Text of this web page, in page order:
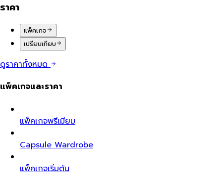
ราคา
แพ็คเกจ
เปรียบเทียบ
ดูราคาทั้งหมด
แพ็คเกจและราคา
แพ็คเกจพรีเมียม
Capsule Wardrobe
แพ็คเกจเริ่มต้น